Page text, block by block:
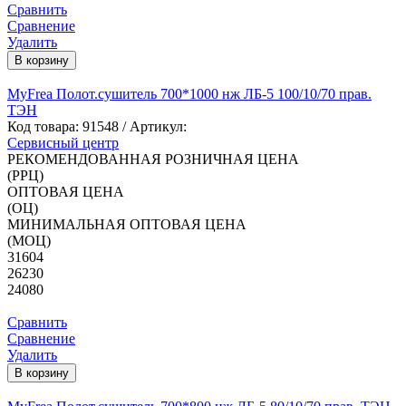
Сравнить
Сравнение
Удалить
В корзину
MyFrea Полот.сушитель 700*1000 нж ЛБ-5 100/10/70 прав.
ТЭН
Код товара: 91548 / Артикул:
Сервисный центр
РЕКОМЕНДОВАННАЯ РОЗНИЧНАЯ ЦЕНА
(РРЦ)
ОПТОВАЯ ЦЕНА
(ОЦ)
МИНИМАЛЬНАЯ ОПТОВАЯ ЦЕНА
(МОЦ)
31604
26230
24080
Сравнить
Сравнение
Удалить
В корзину